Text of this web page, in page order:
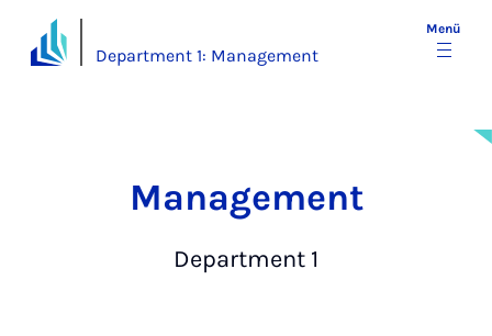
Department 1: Management
Menü
Ma­nage­ment
Department 1